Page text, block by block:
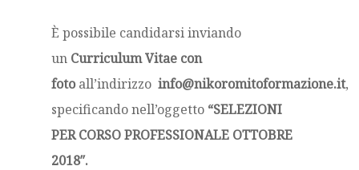
È possibile candidarsi inviando
un Curriculum Vitae con
fotoall’indirizzo info@nikoromitoformazione.it,
specificando nell’oggetto “SELEZIONI
PER CORSO PROFESSIONALE OTTOBRE
2018″.